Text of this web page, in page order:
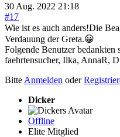
30 Aug. 2022 21:18
#17
Wie ist es auch anders!Die
Verdauung der Greta.😀
Folgende Benutzer bedankten
faehrtensucher, Ilka, AnnaR,
Bitte Anmelden oder
Dicker
Offline
Elite Mitglied